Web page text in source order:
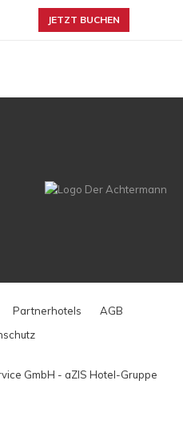
JETZT BUCHEN
Partnerhotels
AGB
GmbH - aZIS Hotel-Gruppe